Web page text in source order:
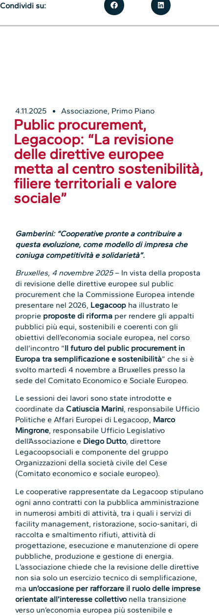
4.11.2025 Associazione, Primo Piano
Public procurement,
Legacoop: “La revisione
delle direttive europee
metta al centro sostenibilità,
filiere territoriali e valore
sociale”
Gamberini: “Cooperative pronte a contribuire a
questa evoluzione, come modello di impresa che
coniuga competitività e solidarietà”.
Bruxelles, 4 novembre 2025– In vista della proposta
di revisione delle direttive europee sul public
procurement che la Commissione Europea intende
presentare nel 2026, Legacoop ha illustrato le
proprie proposte di riforma per rendere gli appalti
pubblici più equi, sostenibili e coerenti con gli
obiettivi dell’economia sociale europea, nel corso
dell’incontro “Il futuro del public procurement in
Europa tra semplificazione e sostenibilità” che si è
svolto martedì 4 novembre a Bruxelles presso la
sede del Comitato Economico e Sociale Europeo.
Le sessioni dei lavori sono state introdotte e
coordinate daCatiuscia Marini, responsabile Ufficio
Politiche e Affari Europei di Legacoop, Marco
Mingrone, responsabile Ufficio Legislativo
dell’Associazione e Diego Dutto, direttore
Legacoopsociali e componente del gruppo
Organizzazioni della società civile del Cese
(Comitato economico e sociale europeo).
Le cooperative rappresentate da Legacoop stipulano
ogni anno contratti con la pubblica amministrazione
in numerosi ambiti di attività, tra i quali i servizi di
facility management, ristorazione, socio-sanitari, di
raccolta e smaltimento rifiuti, attività di
progettazione, esecuzione e manutenzione di opere
pubbliche, produzione e gestione di energia.
L’associazione chiede che la revisione delle direttive
non sia solo un esercizio tecnico di semplificazione,
ma un’occasione per rafforzare il ruolo delle imprese
orientate all’interesse collettivonella transizione
verso un’economia europea più sostenibile e
Condividi su: